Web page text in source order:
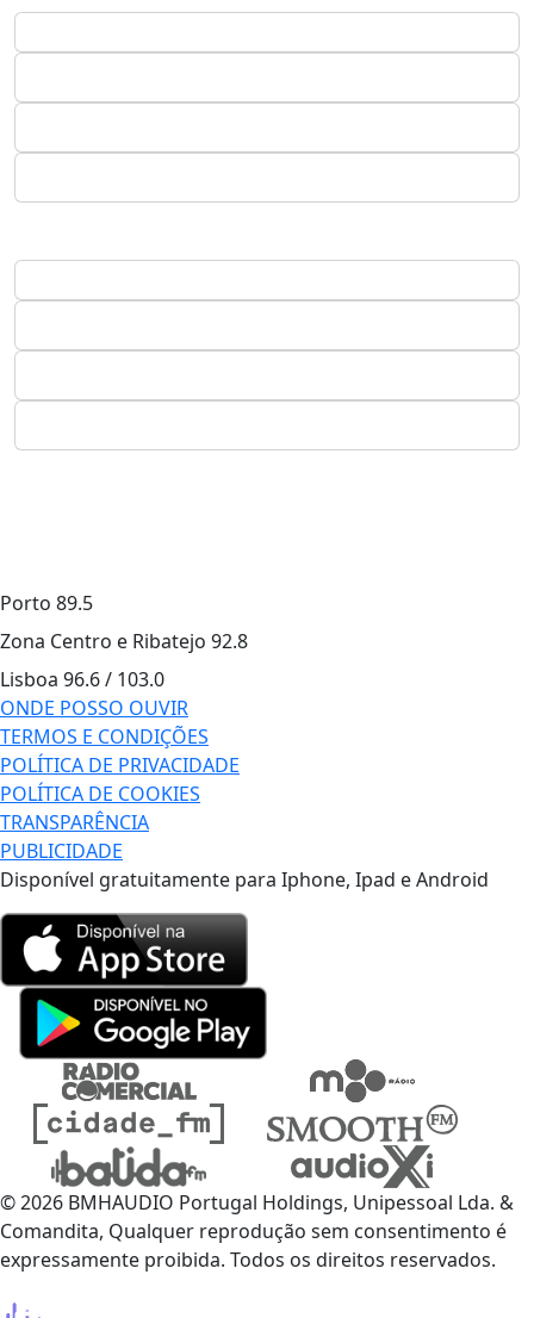
Porto 89.5
Zona Centro e Ribatejo 92.8
Lisboa 96.6 / 103.0
ONDE POSSO OUVIR
TERMOS E CONDIÇÕES
POLÍTICA DE PRIVACIDADE
POLÍTICA DE COOKIES
TRANSPARÊNCIA
PUBLICIDADE
Disponível gratuitamente para Iphone, Ipad e Android
© 2026 BMHAUDIO Portugal Holdings, Unipessoal Lda. &
Comandita, Qualquer reprodução sem consentimento é
expressamente proibida. Todos os direitos reservados.